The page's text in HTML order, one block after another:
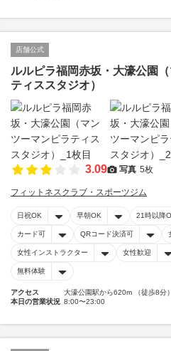
店舗公式
ルルピラ福岡赤坂・大濠公園
ティススタジオ）
3.09 写真 5枚
フィットネスクラブ・スポーツジム
日祝OK 早朝OK 21時以降
カード可 QRコード決済可
女性インストラクター 女性歓迎
無料体験
アクセス
大濠公園駅から620m （徒歩8分）
本日の営業状況 8:00〜23:00